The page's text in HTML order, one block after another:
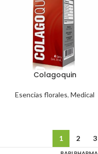
Colagoquin
Esencias florales, Medical
1 2 3